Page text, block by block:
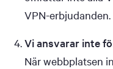
VPN-erbjudanden.
Vi ansvarar inte
När webbplatsen